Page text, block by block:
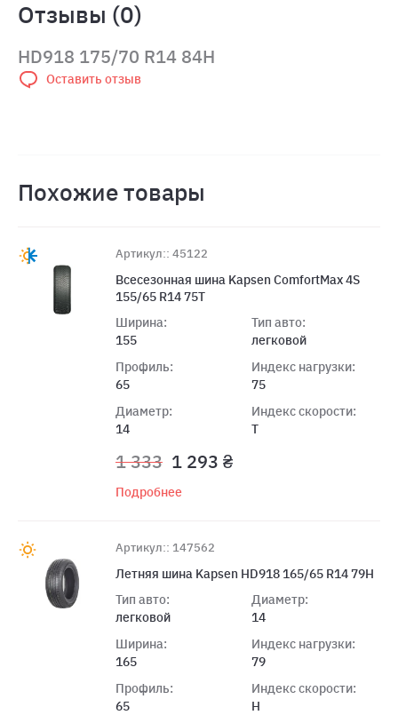
Отзывы (0)
HD918 175/70 R14 84H
Оставить отзыв
Похожие товары
Артикул:: 45122
Всесезонная шина Kapsen ComfortMax 4S
155/65 R14 75T
Ширина:
155
Профиль:
65
Диаметр:
14
Тип авто:
легковой
Индекс нагрузки:
75
Индекс скорости:
T
1 333 1 293 ₴
Подробнее
Артикул:: 147562
Летняя шина Kapsen HD918 165/65 R14 79H
Тип авто:
легковой
Ширина:
165
Профиль:
65
Диаметр:
14
Индекс нагрузки:
79
Индекс скорости:
H